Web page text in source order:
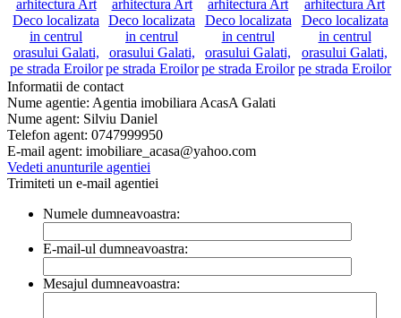
Informatii de contact
Nume agentie: Agentia imobiliara AcasA Galati
Nume agent: Silviu Daniel
Telefon agent: 0747999950
E-mail agent: imobiliare_acasa@yahoo.com
Vedeti anunturile agentiei
Trimiteti un e-mail agentiei
Numele dumneavoastra:
E-mail-ul dumneavoastra:
Mesajul dumneavoastra: